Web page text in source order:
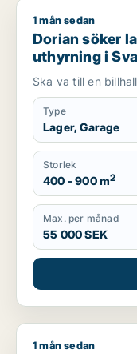
Dorian söker lager
1 mån sedan
Dorian söker
uthyrning i
Burlöv m.fl.
Ska va till en
Type
Lager, Garage
Storlek
400 - 900 m2
Max. per månad
55 000 SEK
Jag söker lager
1 mån sedan